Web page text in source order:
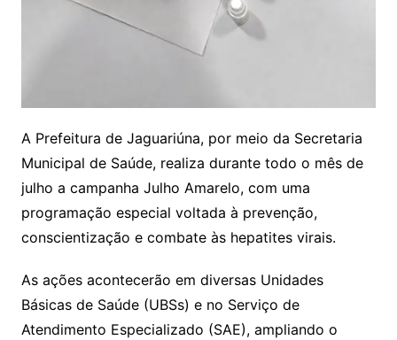
A Prefeitura de Jaguariúna, por meio da Secretaria
Municipal de Saúde, realiza durante todo o mês de
julho a campanha Julho Amarelo, com uma
programação especial voltada à prevenção,
conscientização e combate às hepatites virais.
As ações acontecerão em diversas Unidades
Básicas de Saúde (UBSs) e no Serviço de
Atendimento Especializado (SAE), ampliando o